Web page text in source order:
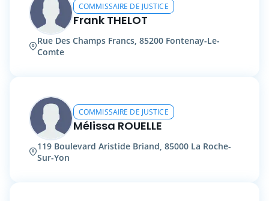
COMMISSAIRE DE JUSTICE
Frank THELOT
Rue Des Champs Francs, 85200 Fontenay-Le-
Comte
COMMISSAIRE DE JUSTICE
Mélissa ROUELLE
119 Boulevard Aristide Briand, 85000 La Roche-
Sur-Yon